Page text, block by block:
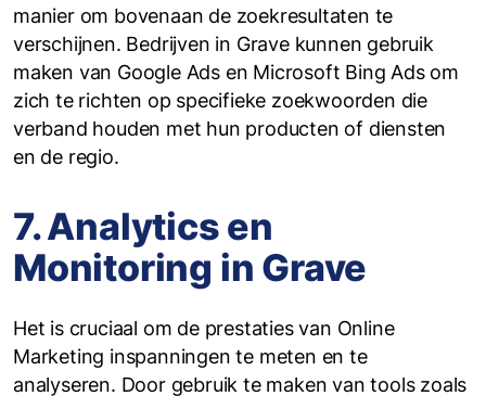
manier om bovenaan de zoekresultaten te
verschijnen. Bedrijven in Grave kunnen gebruik
maken van Google Ads en Microsoft Bing Ads om
zich te richten op specifieke zoekwoorden die
verband houden met hun producten of diensten
en de regio.
7. Analytics en
Monitoring in Grave
Het is cruciaal om de prestaties van Online
Marketing inspanningen te meten en te
analyseren. Door gebruik te maken van tools zoals